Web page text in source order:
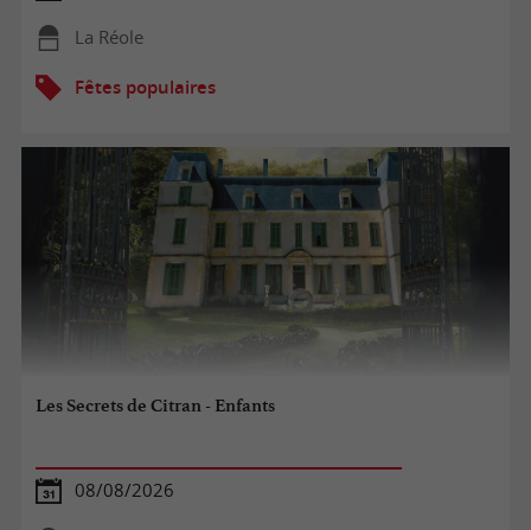
La Réole
Fêtes populaires
Les Secrets de Citran - Enfants
08/08/2026